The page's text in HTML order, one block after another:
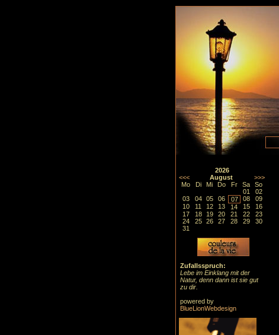
2026
<<<
August
>>>
Mo
Di Mi Do Fr Sa
So
01
02
03
04 05 06 07 08
09
10
11 12 13 14 15
16
17
18 19 20 21 22
23
24
25 26 27 28 29
30
31
Zufallsspruch:
Lebe im Einklang mit der
Natur, denn dann ist sie gut
zu dir.
powered by
BlueLionWebdesign